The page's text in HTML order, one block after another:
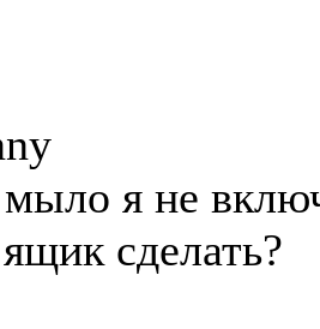
мыло я не
сделать?